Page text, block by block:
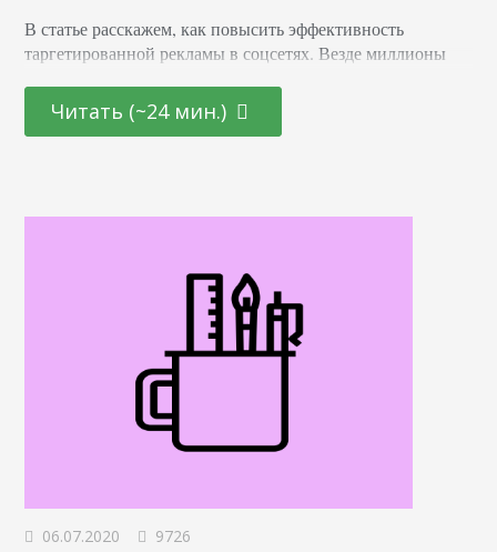
В статье расскажем, как повысить эффективность
таргетированной рекламы в соцсетях. Везде миллионы
эффективность с точки зрения стоимости привлеченного
подписчика в сообщество. В конце статьи соберем все в
Тематика На…
Читать (~24 мин.)
06.07.2020 9726